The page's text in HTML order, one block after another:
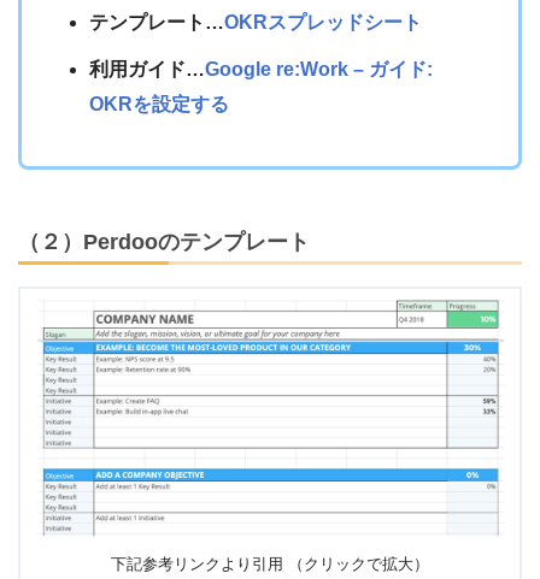
テンプレート…OKRスプレッドシート
利用ガイド…Google re:Work – ガイド:
OKRを設定する
（２）Perdooのテンプレート
下記参考リンクより引用 （クリックで拡大）